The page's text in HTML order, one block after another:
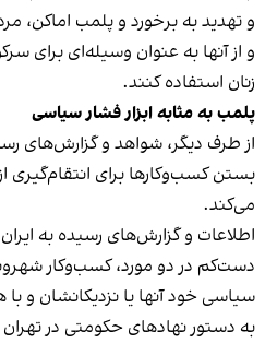
و تهدید به برخورد و پلمب اماکن،
و از آنها به عنوان وسیله‌ای برای
زنان استفاده کنند.
پلمب به مثابه ابزار فشار سیاسی
از طرف دیگر، شواهد و گزارش‌های
بستن کسب‌وکارها برای
می‌کند.
اطلاعات و گزارش‌های رسیده به
دست‌کم در دو مورد، کسب‌وکار
سیاسی خود آنها یا نزدیکانشان و با
به دستور نهادهای حکومتی در